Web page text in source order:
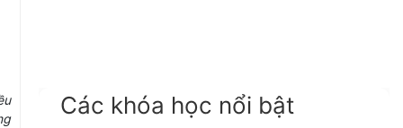
Các khóa học nổi bật